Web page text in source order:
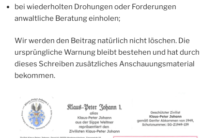
bei wiederholten Drohungen oder Forderungen
anwaltliche Beratung einholen;
Wir werden den Beitrag natürlich nicht löschen. Die
ursprüngliche Warnung bleibt bestehen und hat durch
dieses Schreiben zusätzliches Anschauungsmaterial
bekommen.